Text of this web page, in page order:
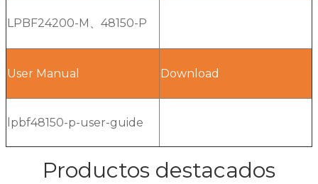
LPBF24200-M、48150-P
User Manual Download
lpbf48150-p-user-guide
Productos destacados